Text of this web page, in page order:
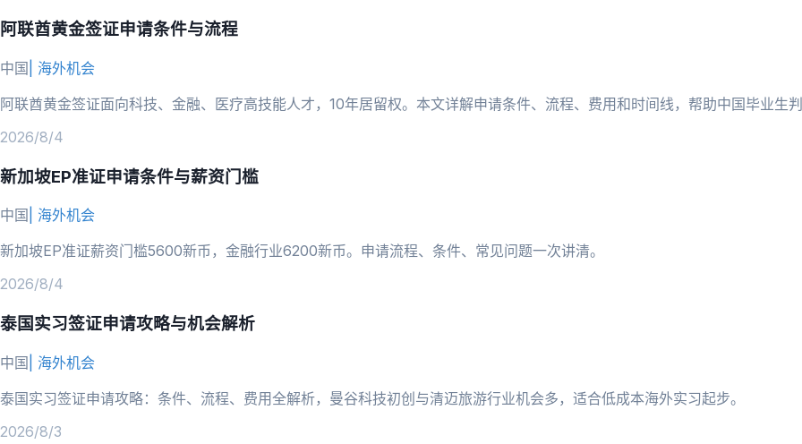
阿联酋黄金签证申请条件与流程
中国 海外机会
阿联酋黄金签证面向科技、金融、医疗高技能人才，10年居留权。本文详解申请条件、流程、费用和时间线，帮助中国毕业生
2026/8/4
新加坡EP准证申请条件与薪资门槛
中国
海外机会
新加坡EP准证薪资门槛5600新币，金融行业6200新币。申请流程、条件、常见问题一次讲清。
2026/8/4
泰国实习签证申请攻略与机会解析
中国 海外机会
泰国实习签证申请攻略：条件、流程、费用全解析，曼谷科技初创与清迈旅游行业机会多，适合低成本海外实习起步。
2026/8/3